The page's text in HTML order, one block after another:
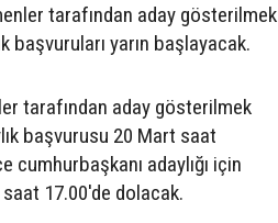
tarafından aday gösterilmek
başvuruları yarın başlayacak.
tarafından aday gösterilmek
başvurusu 20 Mart saat
adaylığı için
17.00'de dolacak.